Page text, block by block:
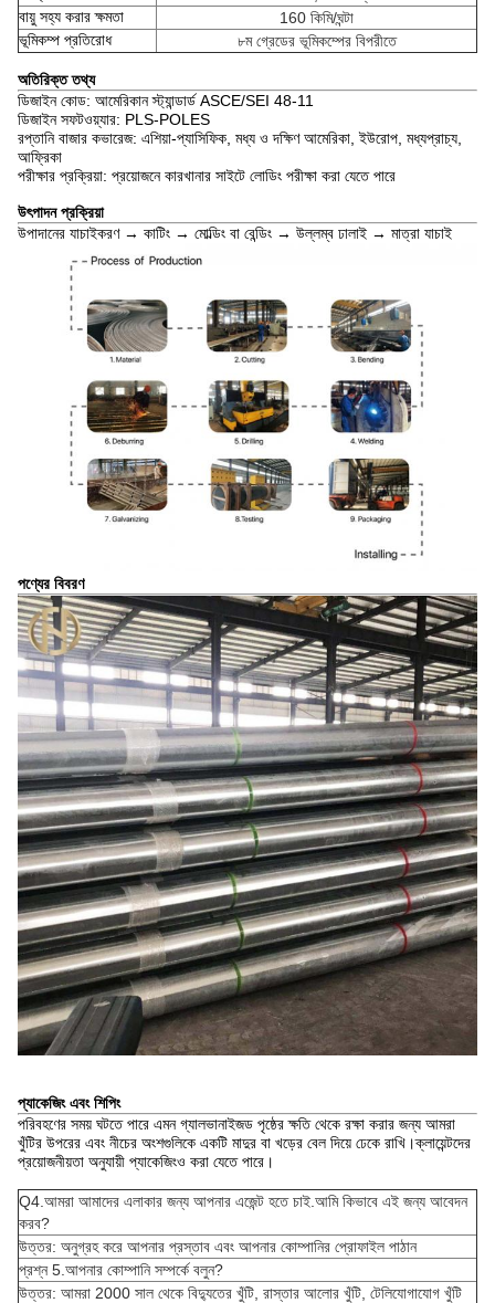
বায়ু সহ্য করার ক্ষমতা
160 কিমি/ঘন্টা
ভূমিকম্প প্রতিরোধ
৮ম গ্রেডের ভূমিকম্পের বিপরীতে
অতিরিক্ত তথ্য
ডিজাইন কোড: আমেরিকান স্ট্যান্ডার্ড ASCE/SEI 48-11
ডিজাইন সফটওয়্যার: PLS-POLES
রপ্তানি বাজার কভারেজ: এশিয়া-প্যাসিফিক, মধ্য ও দক্ষিণ আমেরিকা, ইউরোপ, মধ্যপ্রাচ্য,
আফ্রিকা
পরীক্ষার প্রক্রিয়া: প্রয়োজনে কারখানার সাইটে লোডিং পরীক্ষা করা যেতে পারে
উৎপাদন প্রক্রিয়া
উপাদানের যাচাইকরণ → কাটিং → মোল্ডিং বা বেন্ডিং → উল্লম্ব ঢালাই → মাত্রা যাচাই
পণ্যের বিবরণ
প্যাকেজিং এবং শিপিং
পরিবহণের সময় ঘটতে পারে এমন গ্যালভানাইজড পৃষ্ঠের ক্ষতি থেকে রক্ষা করার জন্য আমরা
খুঁটির উপরের এবং নীচের অংশগুলিকে একটি মাদুর বা খড়ের বেল দিয়ে ঢেকে রাখি।ক্লায়েন্টদের
প্রয়োজনীয়তা অনুযায়ী প্যাকেজিংও করা যেতে পারে।
Q4.আমরা আমাদের এলাকার জন্য আপনার এজেন্ট হতে চাই.আমি কিভাবে এই জন্য আবেদন
করব?
উত্তর: অনুগ্রহ করে আপনার প্রস্তাব এবং আপনার কোম্পানির প্রোফাইল পাঠান
প্রশ্ন 5.আপনার কোম্পানি সম্পর্কে বলুন?
উত্তর: আমরা 2000 সাল থেকে বিদ্যুতের খুঁটি, রাস্তার আলোর খুঁটি, টেলিযোগাযোগ খুঁটি